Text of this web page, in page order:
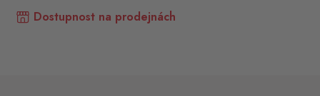
Dostupnost na prodejnách